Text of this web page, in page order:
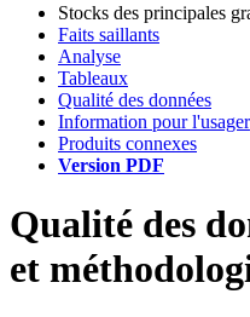
Stocks des principales
Faits saillants
Analyse
Tableaux
Qualité des données
Information pour l'usager
Produits connexes
Version PDF
Qualité des
et